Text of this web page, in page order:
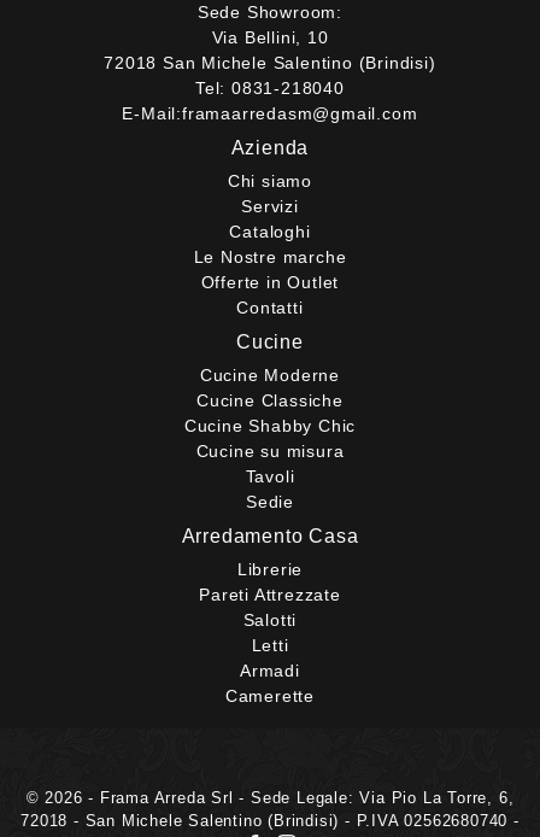
Sede Showroom:
Via Bellini, 10
72018 San Michele Salentino (Brindisi)
Tel: 0831-218040
E-Mail:framaarredasm@gmail.com
Azienda
Chi siamo
Servizi
Cataloghi
Le Nostre marche
Offerte in Outlet
Contatti
Cucine
Cucine Moderne
Cucine Classiche
Cucine Shabby Chic
Cucine su misura
Tavoli
Sedie
Arredamento Casa
Librerie
Pareti Attrezzate
Salotti
Letti
Armadi
Camerette
© 2026 - Frama Arreda Srl - Sede Legale: Via Pio La Torre, 6,
72018 - San Michele Salentino (Brindisi) - P.IVA 02562680740 -